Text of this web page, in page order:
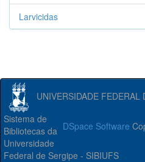
Larvicidas
UNIVERSIDADE FEDERAL
DSpace Software
Sistema de
Bibliotecas da
Universidade
Federal de Sergipe - SIBIUFS